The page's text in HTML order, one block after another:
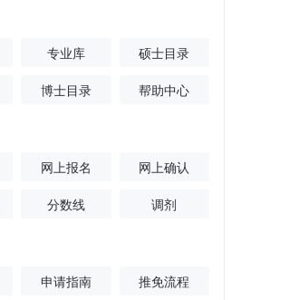
专业库 硕士目录
博士目录 帮助中心
网上报名 网上确认
分数线 调剂
申请指南 推免流程